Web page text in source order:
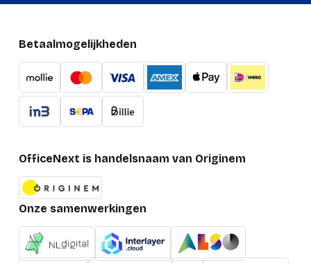
Betaalmogelijkheden
OfficeNext is handelsnaam van Originem
Onze samenwerkingen